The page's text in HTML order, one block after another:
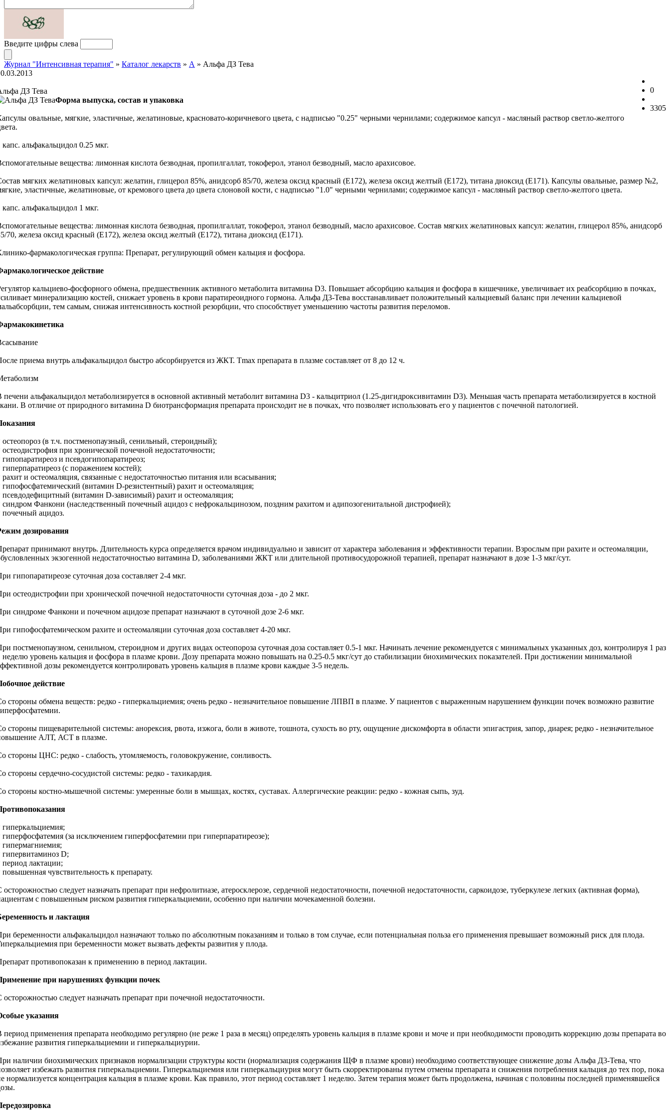
Введите цифры слева
Журнал "Интенсивная терапия" » Каталог лекарств » А » Альфа ДЗ Тева
0
3305
ДЗ Тева
Форма выпуска, состав и упаковка
овальные, мягкие, эластичные, желатиновые, красновато-коричневого цвета, с надписью "0.25" черными чернилами; содержимое капсул - масляный раствор светло-желтого
капс. альфакальцидол 0.25 мкг.
вещества: лимонная кислота безводная, пропилгаллат, токоферол, этанол безводный, масло арахисовое.
мягких желатиновых капсул: желатин, глицерол 85%, анидсорб 85/70, железа оксид красный (Е172), железа оксид желтый (Е172), титана диоксид (Е171). Капсулы овальные, размер №2,
эластичные, желатиновые, от кремового цвета до цвета слоновой кости, с надписью "1.0" черными чернилами; содержимое капсул - масляный раствор светло-желтого цвета.
капс. альфакальцидол 1 мкг.
вещества: лимонная кислота безводная, пропилгаллат, токоферол, этанол безводный, масло арахисовое. Состав мягких желатиновых капсул: желатин, глицерол 85%, анидсорб
70, железа оксид красный (Е172), железа оксид желтый (Е172), титана диоксид (Е171).
фармакологическая группа: Препарат, регулирующий обмен кальция и фосфора.
действие
кальциево-фосфорного обмена, предшественник активного метаболита витамина D3. Повышает абсорбцию кальция и фосфора в кишечнике, увеличивает их реабсорбцию в почках,
минерализацию костей, снижает уровень в крови паратиреоидного гормона. Альфа Д3-Тева восстанавливает положительный кальциевый баланс при лечении кальциевой
тем самым, снижая интенсивность костной резорбции, что способствует уменьшению частоты развития переломов.
приема внутрь альфакальцидол быстро абсорбируется из ЖКТ. Тmax препарата в плазме составляет от 8 до 12 ч.
печени альфакальцидол метаболизируется в основной активный метаболит витамина D3 - кальцитриол (1.25-дигидроксивитамин D3). Меньшая часть препарата метаболизируется в костной
В отличие от природного витамина D биотрансформация препарата происходит не в почках, что позволяет использовать его у пациентов с почечной патологией.
остеопороз (в т.ч. постменопаузный, сенильный, стероидный);
при хронической почечной недостаточности;
и псевдогипопаратиреоз;
(с поражением костей);
и остеомаляция, связанные с недостаточностью питания или всасывания;
гипофосфатемический (витамин D-резистентный) рахит и остеомаляция;
псевдодефицитный (витамин D-зависимый) рахит и остеомаляция;
синдром Фанкони (наследственный почечный ацидоз с нефрокальцинозом, поздним рахитом и адипозогенитальной дистрофией);
почечный ацидоз.
дозирования
принимают внутрь. Длительность курса определяется врачом индивидуально и зависит от характера заболевания и эффективности терапии. Взрослым при рахите и остеомаляции,
экзогенной недостаточностью витамина D, заболеваниями ЖКТ или длительной противосудорожной терапией, препарат назначают в дозе 1-3 мкг/сут.
гипопаратиреозе суточная доза составляет 2-4 мкг.
остеодистрофии при хронической почечной недостаточности суточная доза - до 2 мкг.
синдроме Фанкони и почечном ацидозе препарат назначают в суточной дозе 2-6 мкг.
гипофосфатемическом рахите и остеомаляции суточная доза составляет 4-20 мкг.
постменопаузном, сенильном, стероидном и других видах остеопороза суточная доза составляет 0.5-1 мкг. Начинать лечение рекомендуется с минимальных указанных доз, контролируя 1 раз
неделю уровень кальция и фосфора в плазме крови. Дозу препарата можно повышать на 0.25-0.5 мкг/сут до стабилизации биохимических показателей. При достижении минимальной
дозы рекомендуется контролировать уровень кальция в плазме крови каждые 3-5 недель.
действие
стороны обмена веществ: редко - гиперкальциемия; очень редко - незначительное повышение ЛПВП в плазме. У пациентов с выраженным нарушением функции почек возможно развитие
стороны пищеварительной системы: анорексия, рвота, изжога, боли в животе, тошнота, сухость во рту, ощущение дискомфорта в области эпигастрия, запор, диарея; редко - незначительное
АЛТ, АСТ в плазме.
стороны ЦНС: редко - слабость, утомляемость, головокружение, сонливость.
стороны сердечно-сосудистой системы: редко - тахикардия.
стороны костно-мышечной системы: умеренные боли в мышцах, костях, суставах. Аллергические реакции: редко - кожная сыпь, зуд.
гиперкальциемия;
гиперфосфатемия (за исключением гиперфосфатемии при гиперпаратиреозе);
гипермагниемия;
гипервитаминоз D;
период лактации;
чувствительность к препарату.
осторожностью следует назначать препарат при нефролитиазе, атеросклерозе, сердечной недостаточности, почечной недостаточности, саркоидозе, туберкулезе легких (активная форма),
с повышенным риском развития гиперкальциемии, особенно при наличии мочекаменной болезни.
и лактация
беременности альфакальцидол назначают только по абсолютным показаниям и только в том случае, если потенциальная польза его применения превышает возможный риск для плода.
при беременности может вызвать дефекты развития у плода.
противопоказан к применению в период лактации.
при нарушениях функции почек
осторожностью следует назначать препарат при почечной недостаточности.
указания
период применения препарата необходимо регулярно (не реже 1 раза в месяц) определять уровень кальция в плазме крови и моче и при необходимости проводить коррекцию дозы препарата во
развития гиперкальциемии и гиперкальциурии.
наличии биохимических признаков нормализации структуры кости (нормализация содержания ЩФ в плазме крови) необходимо соответствующее снижение дозы Альфа Д3-Тева, что
избежать развития гиперкальциемии. Гиперкальциемия или гиперкальциурия могут быть скорректированы путем отмены препарата и снижения потребления кальция до тех пор, пока
нормализуется концентрация кальция в плазме крови. Как правило, этот период составляет 1 неделю. Затем терапия может быть продолжена, начиная с половины последней применявшейся